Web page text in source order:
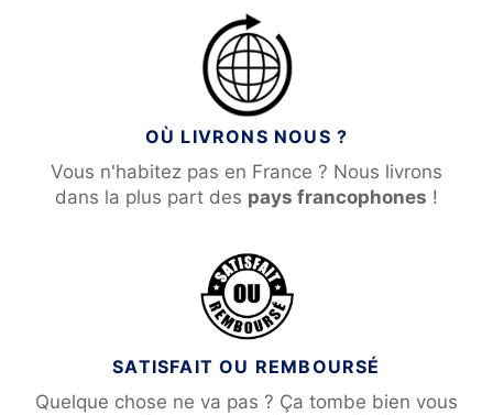
OÙ LIVRONS NOUS ?
Vous n'habitez pas en France ? Nous livrons
dans la plus part des pays francophones !
SATISFAIT OU REMBOURSÉ
Quelque chose ne va pas ? Ça tombe bien vous